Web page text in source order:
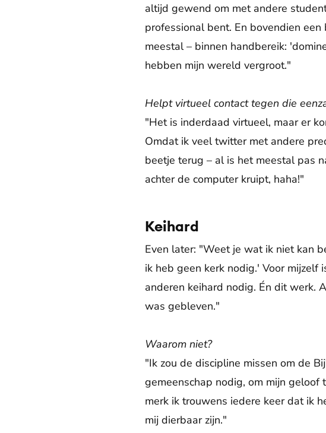
altijd gewend om met andere
professional bent. En bovendien
meestal – binnen handbereik:
hebben mijn wereld vergroot."
Helpt virtueel contact tegen die
"Het is inderdaad virtueel, maar er
Omdat ik veel twitter met andere
beetje terug – al is het meestal pas
achter de computer kruipt, haha!"
Keihard
Even later: "Weet je wat ik niet kan
ik heb geen kerk nodig.' Voor
anderen keihard nodig. Én dit werk.
was gebleven."
Waarom niet?
"Ik zou de discipline missen om de
gemeenschap nodig, om mijn geloof
merk ik trouwens iedere keer dat ik
mij dierbaar zijn."